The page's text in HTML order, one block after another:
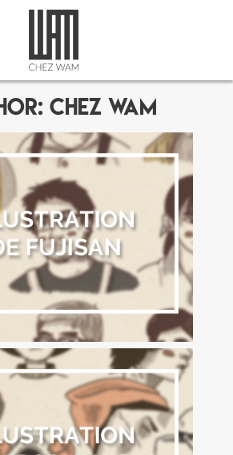
Chez WAM